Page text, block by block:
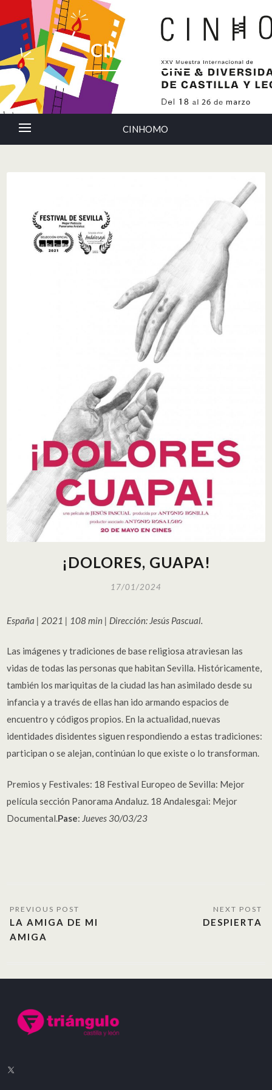
CINHOMO
CINHOMO
¡DOLORES, GUAPA!
17/01/2024
España | 2021 | 108 min | Dirección: Jesús Pascual.
Las imágenes y tradiciones de base religiosa atraviesan las
vidas de todas las personas que habitan Sevilla. Históricamente,
también los mariquitas de la ciudad las han asimilado desde su
infancia y a través de ellas han ido armando espacios de
encuentro y códigos propios. En la actualidad, nuevas
identidades disidentes siguen respondiendo a estas tradiciones:
participan o se alejan, continúan lo que existe o lo transforman.
Premios y Festivales: 18 Festival Europeo de Sevilla: Mejor
película sección Panorama Andaluz. 18 Andalesgai: Mejor
Documental.Pase: Jueves 30/03/23
LA AMIGA DE MI
AMIGA
DESPIERTA